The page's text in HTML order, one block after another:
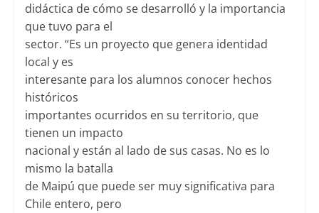
didáctica de cómo se desarrolló y la importancia
que tuvo para el
sector. “Es un proyecto que genera identidad
local y es
interesante para los alumnos conocer hechos
históricos
importantes ocurridos en su territorio, que
tienen un impacto
nacional y están al lado de sus casas. No es lo
mismo la batalla
de Maipú que puede ser muy significativa para
Chile entero, pero